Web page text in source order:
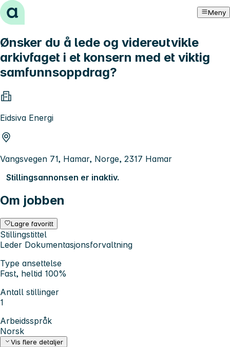
Hopp til innhold Meny
Ønsker du å lede og videreutvikle
arkivfaget i et konsern med et viktig
samfunnsoppdrag?
Eidsiva Energi
Vangsvegen 71, Hamar, Norge, 2317 Hamar
Stillingsannonsen er inaktiv.
Om jobben
Lagre favoritt
Stillingstittel
Leder Dokumentasjonsforvaltning
Type ansettelse
Fast, heltid 100%
Antall stillinger
1
Arbeidsspråk
Norsk
Vis flere detaljer